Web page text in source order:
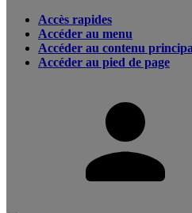
Accès rapides
Accéder au menu
Accéder au contenu
Accéder au pied de page